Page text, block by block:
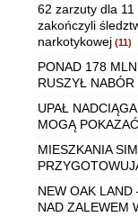
62 zarzuty dla
zakończyli
narkotykowej (11)
PONAD 178
RUSZYŁ
UPAŁ
MOGĄ
MIESZKANIA
NEW OAK LAND
NAD ZALEWEM